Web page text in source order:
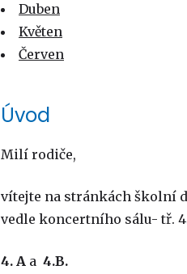
Duben
Květen
Červen
Úvod
Milí rodiče,
vítejte na stránkách školní
vedle koncertního sálu- tř.
4. A a 4.B.